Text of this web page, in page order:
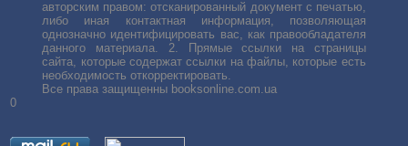
авторским правом: отсканированный документ с печатью,
либо иная контактная информация, позволяющая
однозначно идентифицировать вас, как правообладателя
данного материала. 2. Прямые ссылки на страницы
сайта, которые содержат ссылки на файлы, которые есть
необходимость откорректировать.
Все права защищенны booksonline.com.ua
0